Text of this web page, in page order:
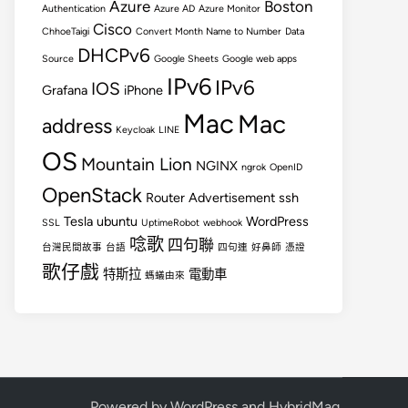
Authentication Azure Azure AD Azure Monitor Boston
ChhoeTaigi Cisco Convert Month Name to Number Data
Source DHCPv6 Google Sheets Google web apps
Grafana IOS iPhone IPv6 IPv6
address Keycloak LINE Mac Mac
OS Mountain Lion NGINX ngrok OpenID
OpenStack Router Advertisement ssh
SSL Tesla ubuntu UptimeRobot webhook WordPress
台灣民間故事 台語 唸歌 四句聯 四句連 好鼻師 憑證
歌仔戲 特斯拉 螞蟻由來 電動車